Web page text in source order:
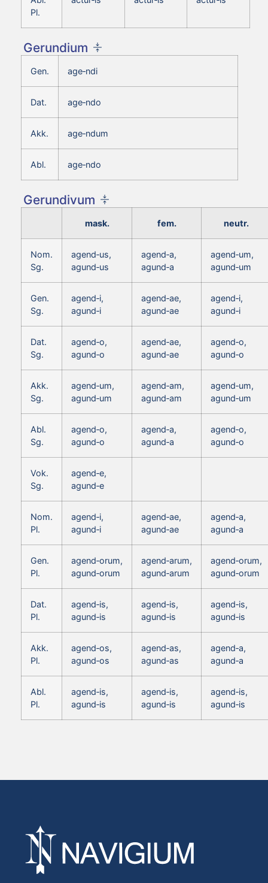
Pl.
Gerundium
Gen. age‑ndi
Dat. age‑ndo
Akk. age‑ndum
Abl. age‑ndo
Gerundivum
mask. fem. neutr.
Nom.
Sg.
agend‑us,
agund‑us
agend‑a,
agund‑a
agend‑um,
agund‑um
Gen.
Sg.
agend‑i,
agund‑i
agend‑ae,
agund‑ae
agend‑i,
agund‑i
Dat.
Sg.
agend‑o,
agund‑o
agend‑ae,
agund‑ae
agend‑o,
agund‑o
Akk.
Sg.
agend‑um,
agund‑um
agend‑am,
agund‑am
agend‑um,
agund‑um
Abl.
Sg.
agend‑o,
agund‑o
agend‑a,
agund‑a
agend‑o,
agund‑o
Vok.
Sg.
agend‑e,
agund‑e
Nom.
Pl.
agend‑i,
agund‑i
agend‑ae,
agund‑ae
agend‑a,
agund‑a
Gen.
Pl.
agend‑orum,
agund‑orum
agend‑arum,
agund‑arum
agend‑orum,
agund‑orum
Dat.
Pl.
agend‑is,
agund‑is
agend‑is,
agund‑is
agend‑is,
agund‑is
Akk.
Pl.
agend‑os,
agund‑os
agend‑as,
agund‑as
agend‑a,
agund‑a
Abl.
Pl.
agend‑is,
agund‑is
agend‑is,
agund‑is
agend‑is,
agund‑is